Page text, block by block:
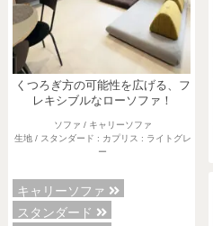
くつろぎ方の可能性を広げる、フ
レキシブルなローソファ！
ソファ / キャリーソファ
生地 / スタンダード : カプリス : ライトグレ
ー
キャリーソファ
スタンダード